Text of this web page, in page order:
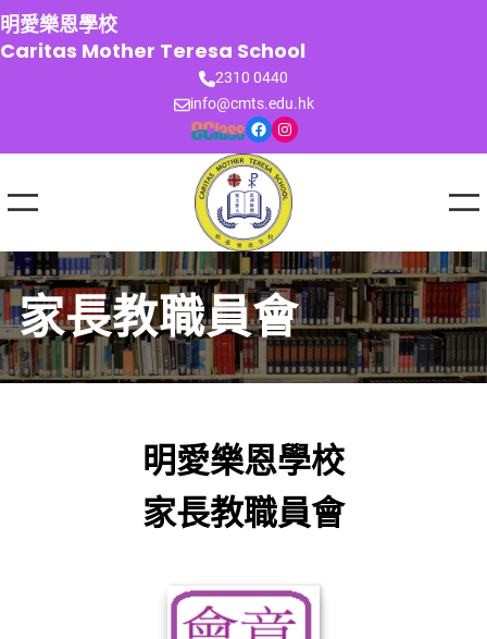
跳
至
主
明愛樂恩學校
Caritas Mother Teresa School
2310 0440
info@cmts.edu.hk
Facebook Instagram
家長教職員會
明愛樂恩學校
家長教職員會